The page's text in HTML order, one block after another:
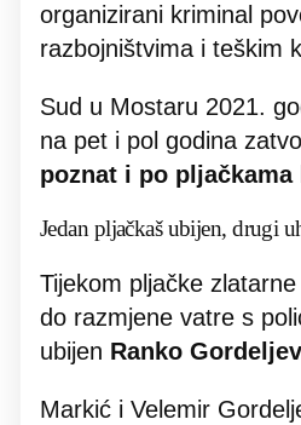
organizirani kriminal
razbojništvima i teškim
Sud u Mostaru 2021.
na pet i pol godina
poznat i po pljačkama
Jedan pljačkaš ubijen, drugi
Tijekom pljačke
do razmjene vatre s
ubijen Ranko
Markić i Velemir